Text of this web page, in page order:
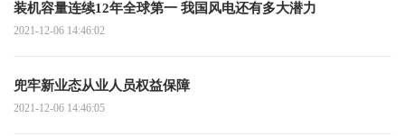
装机容量连续12年全球第一 我国风电还有多大潜力
2021-12-06 14:46:02
兜牢新业态从业人员权益保障
2021-12-06 14:46:05